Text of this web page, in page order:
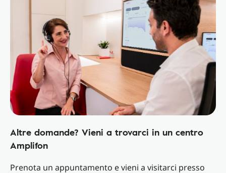
Altre domande? Vieni a trovarci in un centro
Amplifon
Prenota un appuntamento e vieni a visitarci presso